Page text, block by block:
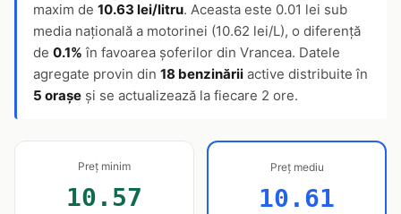
maxim de 10.63 lei/litru. Aceasta este 0.01 lei sub
media națională a motorinei (10.62 lei/L), o diferență
de 0.1% în favoarea șoferilor din Vrancea. Datele
agregate provin din 18 benzinării active distribuite în
5 orașe și se actualizează la fiecare 2 ore.
Preț minim
10.57
Preț mediu
10.61